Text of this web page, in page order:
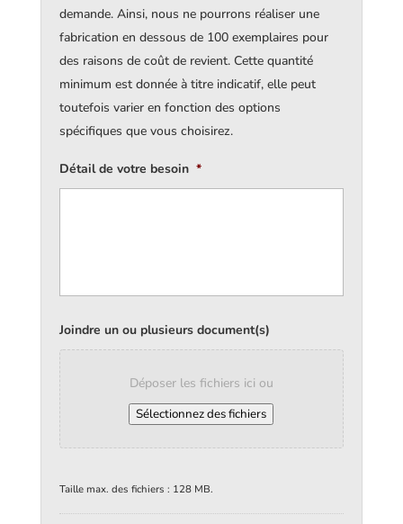
demande. Ainsi, nous ne pourrons réaliser une
fabrication en dessous de 100 exemplaires pour
des raisons de coût de revient. Cette quantité
minimum est donnée à titre indicatif, elle peut
toutefois varier en fonction des options
spécifiques que vous choisirez.
Détail de votre besoin *
Joindre un ou plusieurs document(s)
Déposer les fichiers ici ou
Sélectionnez des fichiers
Taille max. des fichiers : 128 MB.